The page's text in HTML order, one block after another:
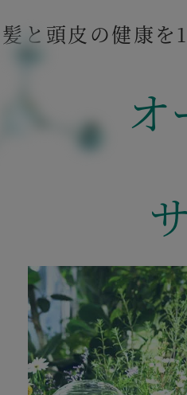
髪と頭皮の健康を
オ